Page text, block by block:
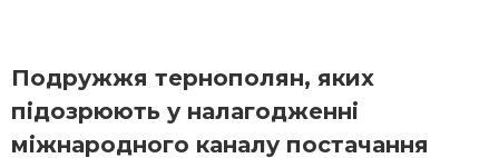
Подружжя тернополян, яких
підозрюють у налагодженні
міжнародного каналу постачання